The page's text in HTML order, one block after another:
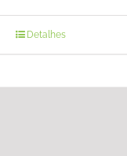
Detalhes